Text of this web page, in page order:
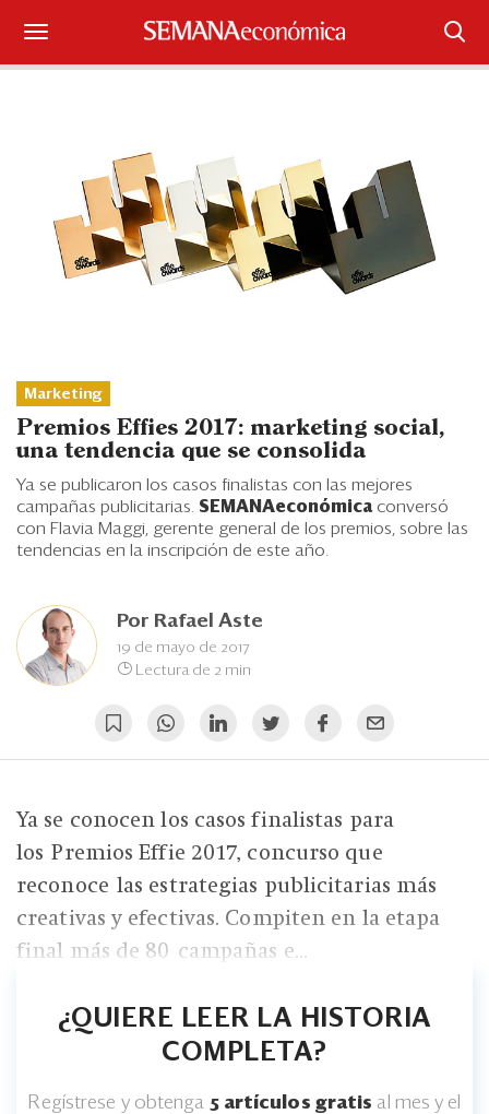
Portada
¿Qué está pasando?
Sectores y Empresas
Economía y Finanzas
Legal y Política
Eventos
Blogs
Edición Impresa
Marketing
Premios Effies 2017: marketing social,
una tendencia que se consolida
Ya se publicaron los casos finalistas con las mejores
campañas publicitarias. SEMANAeconómicaconversó
con Flavia Maggi, gerente general de los premios, sobre las
tendencias en la inscripción de este año.
Por Rafael Aste
19 de mayo de 2017
Lectura de 2 min
Ya se conocen los casos finalistas para
los Premios Effie 2017, concurso que
reconoce las estrategias publicitarias más
creativas y efectivas. Compiten en la etapa
final más de 80 campañas e...
¿QUIERE LEER LA HISTORIA
COMPLETA?
Regístrese y obtenga 5 artículos gratis al mes y el